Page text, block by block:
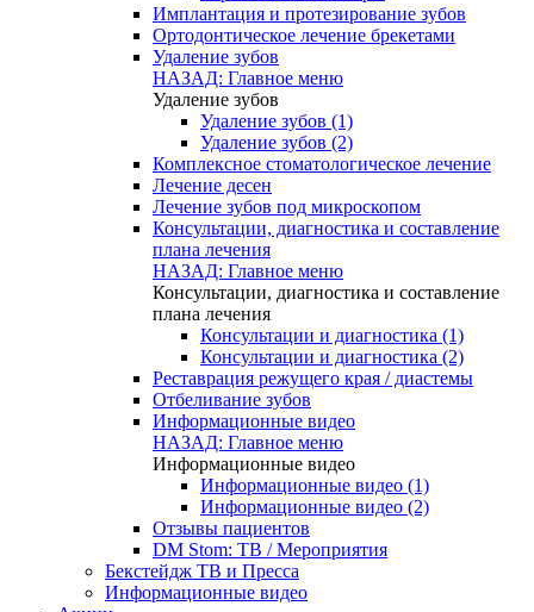
Имплантация и протезирование зубов
Ортодонтическое лечение брекетами
Удаление зубов
НАЗАД: Главное меню
Удаление зубов
Удаление зубов (1)
Удаление зубов (2)
Комплексное стоматологическое лечение
Лечение десен
Лечение зубов под микроскопом
Консультации, диагностика и составление
плана лечения
НАЗАД: Главное меню
Консультации, диагностика и составление
плана лечения
Консультации и диагностика (1)
Консультации и диагностика (2)
Реставрация режущего края / диастемы
Отбеливание зубов
Информационные видео
НАЗАД: Главное меню
Информационные видео
Информационные видео (1)
Информационные видео (2)
Отзывы пациентов
DM Stom: ТВ / Мероприятия
Бекстейдж ТВ и Пресса
Информационные видео